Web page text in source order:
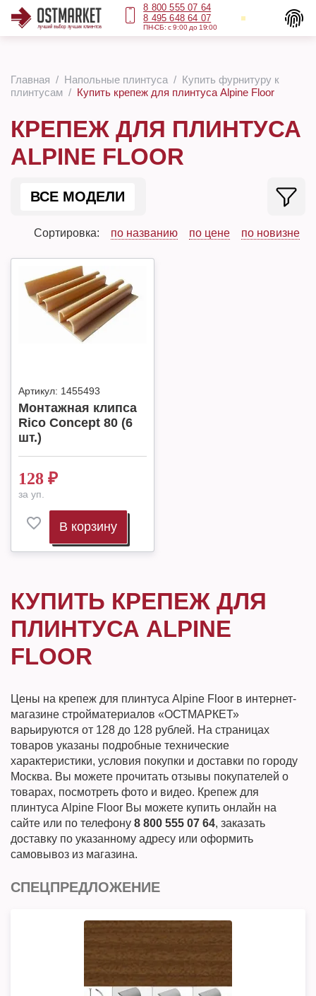
8 800 555 07 64
8 495 648 64 07
ПН-СБ: с 9:00 до 19:00
Главная Напольные плинтуса
Купить фурнитуру к
плинтусам
Купить крепеж для плинтуса Alpine Floor
КРЕПЕЖ ДЛЯ ПЛИНТУСА
ALPINE FLOOR
ВСЕ МОДЕЛИ
Сортировка: по названию по цене по новизне
Артикул: 1455493
Монтажная клипса
Rico Concept 80 (6
шт.)
128 ₽
за уп.
В корзину
КУПИТЬ КРЕПЕЖ ДЛЯ
ПЛИНТУСА ALPINE
FLOOR
Цены на крепеж для плинтуса Alpine Floor в интернет-
магазине стройматериалов «ОСТМАРКЕТ»
варьируются от 128 до 128 рублей. На страницах
товаров указаны подробные технические
характеристики, условия покупки и доставки по городу
Москва. Вы можете прочитать отзывы покупателей о
товарах, посмотреть фото и видео. Крепеж для
плинтуса Alpine Floor Вы можете купить онлайн на
сайте или по телефону 8 800 555 07 64, заказать
доставку по указанному адресу или оформить
самовывоз из магазина.
СПЕЦПРЕДЛОЖЕНИЕ